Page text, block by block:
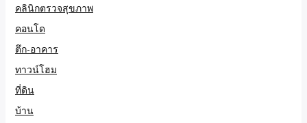
คลินิกตรวจสุขภาพ
คอนโด
ตึก-อาคาร
ทาวน์โฮม
ที่ดิน
บ้าน